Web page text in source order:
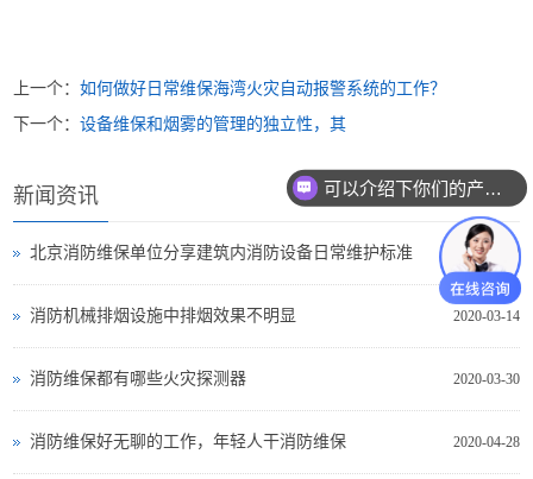
上一个：如何做好日常维保海湾火灾自动报警系统的工作？
下一个：设备维保和烟雾的管理的独立性，其
新闻资讯
2020-03-14
北京消防维保单位分享建筑内消防设备日常维护标准
2020-03-14
消防机械排烟设施中排烟效果不明显
2020-03-30
消防维保都有哪些火灾探测器
2020-04-28
消防维保好无聊的工作，年轻人干消防维保